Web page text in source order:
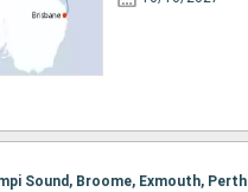
Sound, Broome, Exmouth, Perth